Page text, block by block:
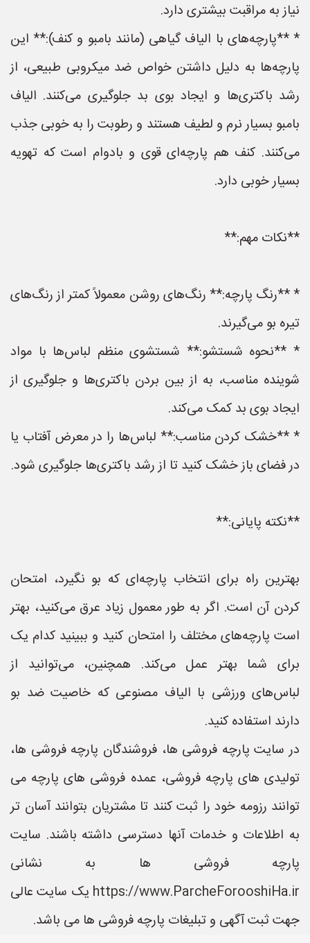
نیاز به مراقبت بیشتری دارد.
* **پارچه‌های با الیاف گیاهی (مانند بامبو و کنف):** این
پارچه‌ها به دلیل داشتن خواص ضد میکروبی طبیعی، از
رشد باکتری‌ها و ایجاد بوی بد جلوگیری می‌کنند. الیاف
بامبو بسیار نرم و لطیف هستند و رطوبت را به خوبی جذب
می‌کنند. کنف هم پارچه‌ای قوی و بادوام است که تهویه
بسیار خوبی دارد.
**نکات مهم:**
* **رنگ پارچه:** رنگ‌های روشن معمولاً کمتر از رنگ‌های
تیره بو می‌گیرند.
* **نحوه شستشو:** شستشوی منظم لباس‌ها با مواد
شوینده مناسب، به از بین بردن باکتری‌ها و جلوگیری از
ایجاد بوی بد کمک می‌کند.
* **خشک کردن مناسب:** لباس‌ها را در معرض آفتاب یا
در فضای باز خشک کنید تا از رشد باکتری‌ها جلوگیری شود.
**نکته پایانی:**
بهترین راه برای انتخاب پارچه‌ای که بو نگیرد، امتحان
کردن آن است. اگر به طور معمول زیاد عرق می‌کنید، بهتر
است پارچه‌های مختلف را امتحان کنید و ببینید کدام یک
برای شما بهتر عمل می‌کند. همچنین، می‌توانید از
لباس‌های ورزشی با الیاف مصنوعی که خاصیت ضد بو
دارند استفاده کنید.
در سایت پارچه فروشی ها، فروشندگان پارچه فروشی ها،
تولیدی های پارچه فروشی، عمده فروشی های پارچه می
توانند رزومه خود را ثبت کنند تا مشتریان بتوانند آسان تر
به اطلاعات و خدمات آنها دسترسی داشته باشند. سایت
پارچه فروشی ها به نشانی
https://www.ParcheForooshiHa.ir یک سایت عالی
جهت ثبت آگهی و تبلیغات پارچه فروشی ها می باشد.